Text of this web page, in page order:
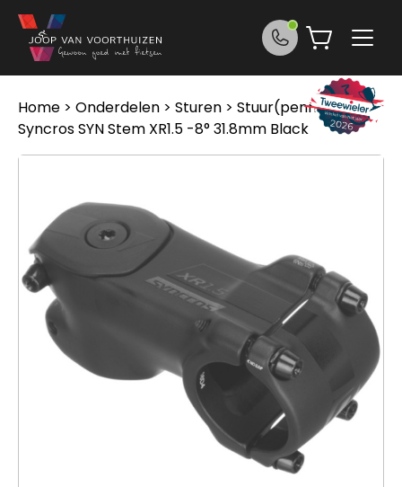
Ga naar de inhoud
Home > Onderdelen > Sturen > Stuur(pennen)>
Syncros SYN Stem XR1.5 -8° 31.8mm Black